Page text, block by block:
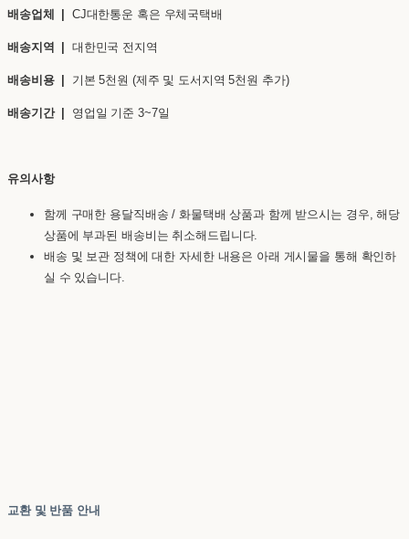
배송업체 | CJ대한통운 혹은 우체국택배
배송지역 | 대한민국 전지역
배송비용 | 기본 5천원 (제주 및 도서지역 5천원 추가)
배송기간 | 영업일 기준 3~7일
유의사항
함께 구매한 용달직배송 / 화물택배 상품과 함께 받으시는 경우, 해당
상품에 부과된 배송비는 취소해드립니다.
배송 및 보관 정책에 대한 자세한 내용은 아래 게시물을 통해 확인하
실 수 있습니다.
교환 및 반품 안내